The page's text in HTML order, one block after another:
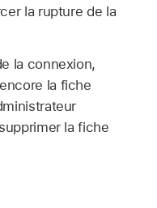
la rupture de la
la connexion,
la fiche
la fiche